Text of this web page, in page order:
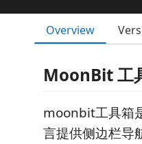
Overview
MoonBit 工
moonbit工具箱
言提供侧边栏导